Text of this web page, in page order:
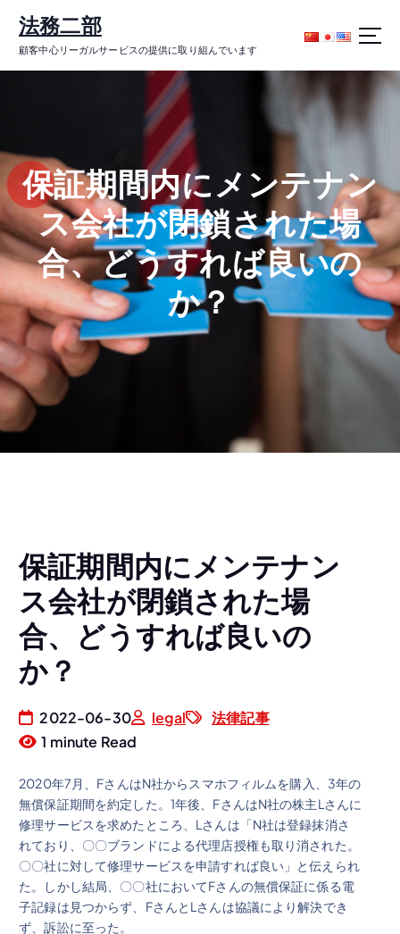
ン
キ
ッ
プ
法務二部
顧客中心リーガルサービスの提供に取り組んでいます
保証期間内にメンテナン
ス会社が閉鎖された場
合、どうすれば良いの
か？
保証期間内にメンテナン
ス会社が閉鎖された場
合、どうすれば良いの
か？
2022-06-30 legal
法律記事
1 minute Read
2020年7月、FさんはN社からスマホフィルムを購入、3年の
無償保証期間を約定した。1年後、FさんはN社の株主Lさんに
修理サービスを求めたところ、Lさんは「N社は登録抹消さ
れており、〇〇ブランドによる代理店授権も取り消された。
〇〇社に対して修理サービスを申請すれば良い」と伝えられ
た。しかし結局、〇〇社においてFさんの無償保証に係る電
子記録は見つからず、FさんとLさんは協議により解決でき
ず、訴訟に至った。